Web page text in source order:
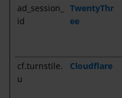
ad_session_
id
TwentyThr
ee
cf.turnstile.
u
Cloudflare